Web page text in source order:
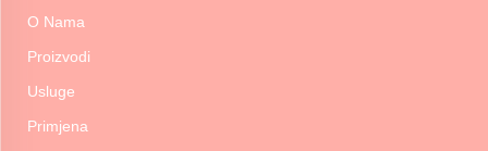
O Nama
Proizvodi
Usluge
Primjena